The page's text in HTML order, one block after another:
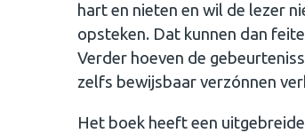
hart en nieten en wil de lezer
opsteken. Dat kunnen dan
Verder hoeven de
zelfs bewijsbaar verzónnen
Het boek heeft een